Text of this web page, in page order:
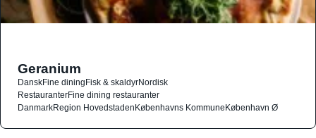
Geranium
DanskFine diningFisk & skaldyrNordisk
RestauranterFine dining restauranter
DanmarkRegion HovedstadenKøbenhavns KommuneKøbenhavn Ø